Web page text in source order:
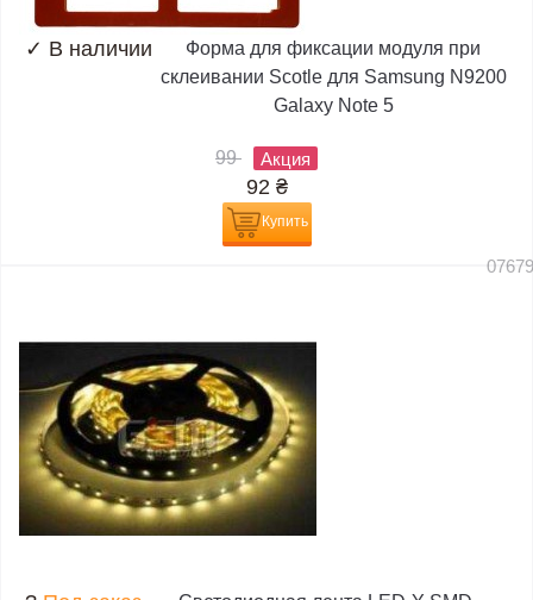
✓ В наличии
Форма для фиксации модуля при
склеивании Scotle для Samsung N9200
Galaxy Note 5
99 Акция
92 ₴
Купить